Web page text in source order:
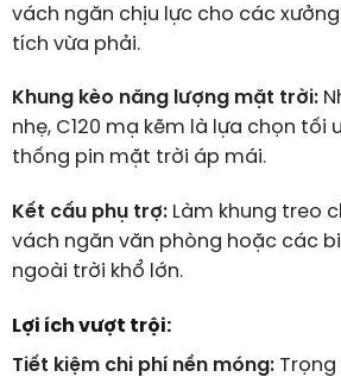
vách ngăn chịu lực cho các
tích vừa phải.
Khung kèo năng lượng mặt trời:
nhẹ, C120 mạ kẽm là lựa chọn tối
thống pin mặt trời áp mái.
Kết cấu phụ trợ:Làm khung treo
vách ngăn văn phòng hoặc các
ngoài trời khổ lớn.
Lợi ích vượt trội:
Tiết kiệm chi phí nền móng:Trọng